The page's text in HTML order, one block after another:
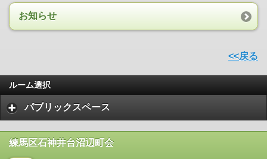
お知らせ
<<戻る
ルーム選択
パブリックスペース
練馬区石神井台沼辺町会